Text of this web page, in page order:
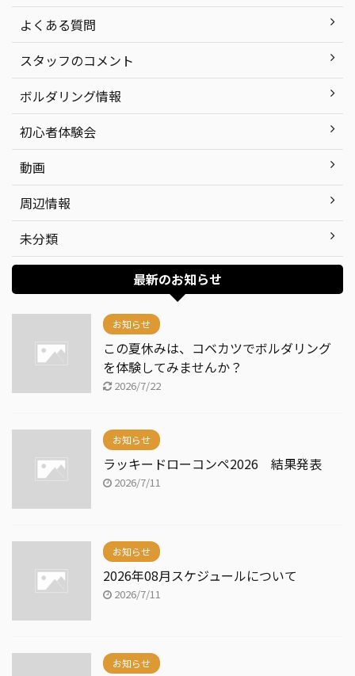
よくある質問
スタッフのコメント
ボルダリング情報
初心者体験会
動画
周辺情報
未分類
最新のお知らせ
お知らせ
この夏休みは、コベカツでボルダリング
を体験してみませんか？
2026/7/22
お知らせ
ラッキードローコンペ2026 結果発表
2026/7/11
お知らせ
2026年08月スケジュールについて
2026/7/11
お知らせ